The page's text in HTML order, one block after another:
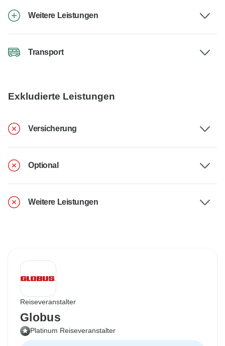
Weitere Leistungen
Transport
Exkludierte Leistungen
Versicherung
Optional
Weitere Leistungen
Reiseveranstalter
Globus
Platinum Reiseveranstalter